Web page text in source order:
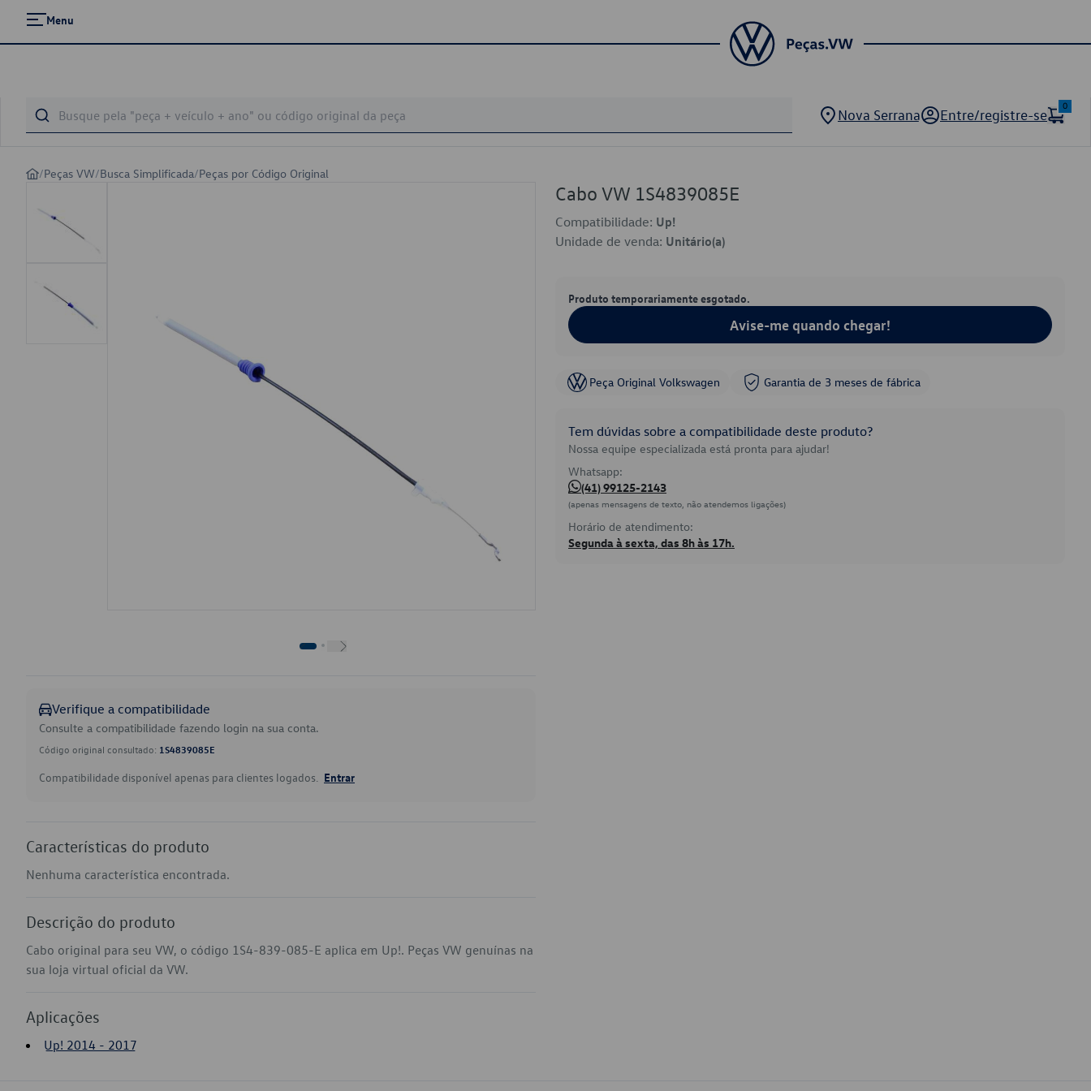
Menu
Nova Serrana Entre/registre-se
0
/Peças VW/Busca Simplificada/Peças por Código Original
Verifique a compatibilidade
Consulte a compatibilidade fazendo login na sua conta.
Código original consultado: 1S4839085E
Compatibilidade disponível apenas para clientes logados. Entrar
Características do produto
Nenhuma característica encontrada.
Descrição do produto
Cabo original para seu VW, o código 1S4-839-085-E aplica em Up!. Peças VW genuínas na
sua loja virtual oficial da VW.
Aplicações
Up! 2014 - 2017
Cabo VW 1S4839085E
Compatibilidade: Up!
Unidade de venda: Unitário(a)
Produto temporariamente esgotado.
Avise-me quando chegar!
Peça Original Volkswagen Garantia de 3 meses de fábrica
Tem dúvidas sobre a compatibilidade deste produto?
Nossa equipe especializada está pronta para ajudar!
Whatsapp:
(41) 99125-2143
(apenas mensagens de texto, não atendemos ligações)
Horário de atendimento:
Segunda à sexta, das 8h às 17h.